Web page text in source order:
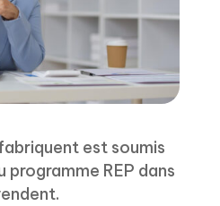
est soumis
programme REP dans